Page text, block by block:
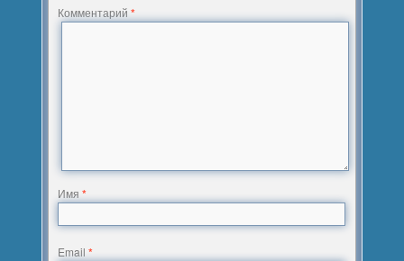
Комментарий*
Имя*
Email*